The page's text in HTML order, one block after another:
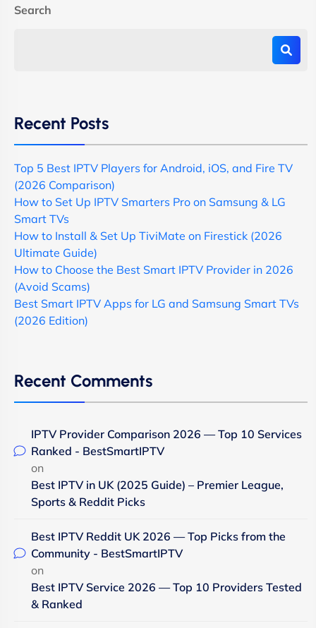
Search
Recent Posts
Top 5 Best IPTV Players for Android, iOS, and Fire TV
(2026 Comparison)
How to Set Up IPTV Smarters Pro on Samsung & LG
Smart TVs
How to Install & Set Up TiviMate on Firestick (2026
Ultimate Guide)
How to Choose the Best Smart IPTV Provider in 2026
(Avoid Scams)
Best Smart IPTV Apps for LG and Samsung Smart TVs
(2026 Edition)
Recent Comments
IPTV Provider Comparison 2026 — Top 10 Services
Ranked - BestSmartIPTV
on
Best IPTV in UK (2025 Guide) – Premier League,
Sports & Reddit Picks
Best IPTV Reddit UK 2026 — Top Picks from the
Community - BestSmartIPTV
on
Best IPTV Service 2026 — Top 10 Providers Tested
& Ranked